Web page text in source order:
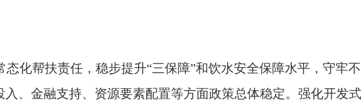
帮扶责任，稳步提升“三保障”和饮水安全保障水平，守牢
、金融支持、资源要素配置等方面政策总体稳定。强化开发